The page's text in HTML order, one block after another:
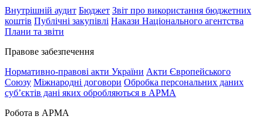
Внутрішній аудит Бюджет Звіт про використання бюджетних
коштів Публічні закупівлі Накази Національного агентства
Плани та звіти
Правове забезпечення
Нормативно-правові акти України Акти Європейського
Союзу Міжнародні договори Обробка персональних даних
субʼєктів дані яких обробляються в АРМА
Робота в АРМА